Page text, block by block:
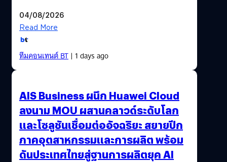
04/08/2026
Read More
ทีมคอนเทนต์ BT| 1 days ago
AIS Business ผนึก Huawei Cloud
ลงนาม MOU ผสานคลาวด์ระดับโลก
และโซลูชันเชื่อมต่ออัจฉริยะ สยายปีก
ภาคอุตสาหกรรมและการผลิต พร้อม
ดันประเทศไทยสู่ฐานการผลิตยุค AI